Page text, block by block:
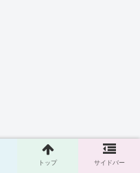
トップ サイドバー